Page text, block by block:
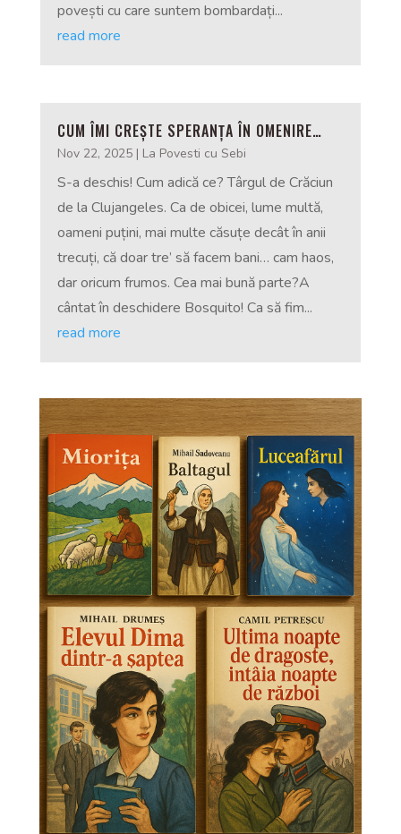
povești cu care suntem bombardați...
read more
CUM ÎMI CREȘTE SPERANȚA ÎN OMENIRE…
Nov 22, 2025| La Povesti cu Sebi
S-a deschis! Cum adică ce? Târgul de Crăciun
de la Clujangeles. Ca de obicei, lume multă,
oameni puțini, mai multe căsuțe decât în anii
trecuți, că doar tre’ să facem bani… cam haos,
dar oricum frumos. Cea mai bună parte?A
cântat în deschidere Bosquito! Ca să fim...
read more